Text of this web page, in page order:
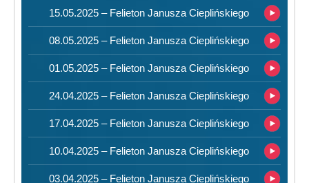
15.05.2025 – Felieton Janusza Cieplińskiego
08.05.2025 – Felieton Janusza Cieplińskiego
01.05.2025 – Felieton Janusza Cieplińskiego
24.04.2025 – Felieton Janusza Cieplińskiego
17.04.2025 – Felieton Janusza Cieplińskiego
10.04.2025 – Felieton Janusza Cieplińskiego
03.04.2025 – Felieton Janusza Cieplińskiego